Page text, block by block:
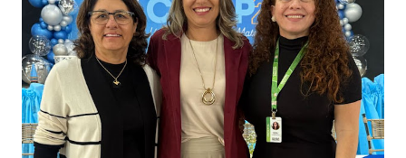
fundamental que a população colabore, colocando os
resíduos na calçada com antecedência à data programada
para seu bairro. Confira o cronograma completo: 26 e 28 de
abril América II Tufic Baracat Jardim das Acácias Octávio
Lacombe Jardim das Cerejeiras Jardim José Januário 29, 30
de abril e 02 de maio Jardim Primavera Flândria Portal dos